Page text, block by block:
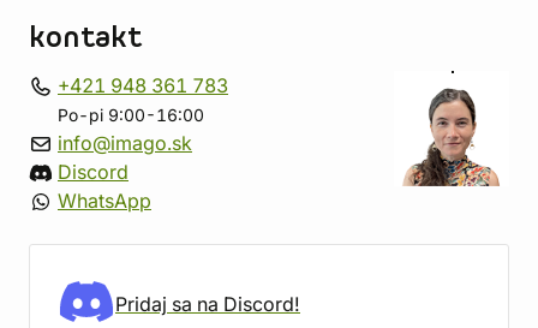
kontakt
+421 948 361 783
Po-pi 9:00-16:00
info@imago.sk
Discord
WhatsApp
Pridaj sa na Discord!